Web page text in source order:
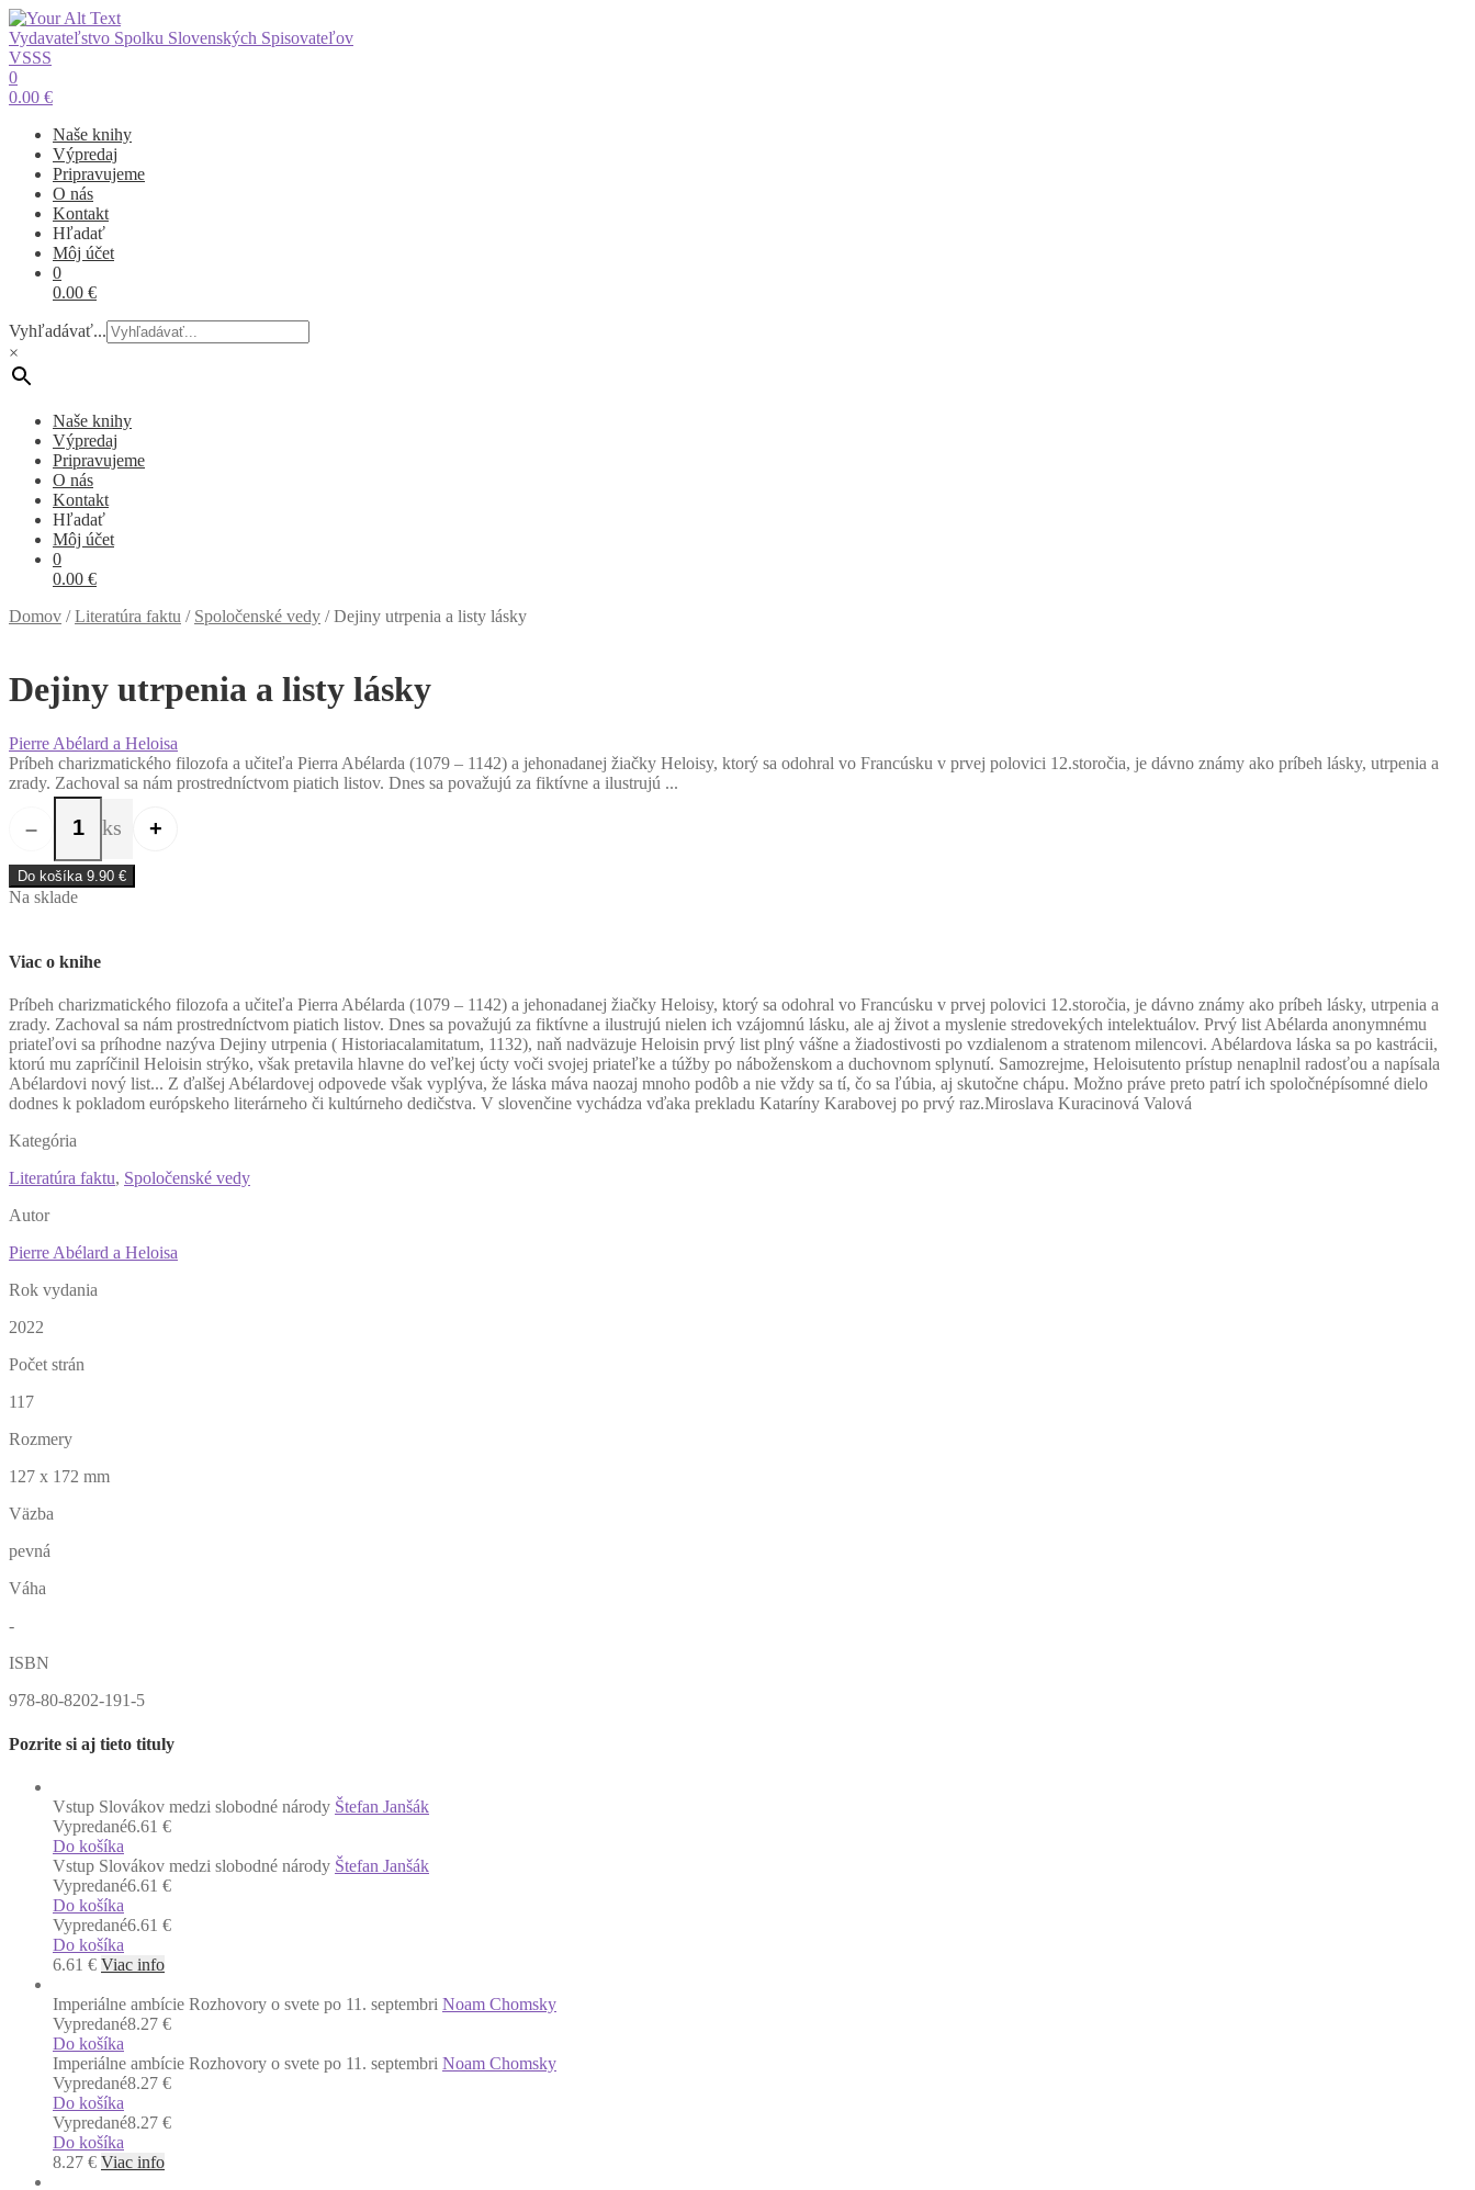
Vydavateľstvo Spolku Slovenských Spisovateľov
VSSS
0
0.00 €
Naše knihy
Výpredaj
Pripravujeme
O nás
Kontakt
Hľadať
Môj účet
0
0.00 €
Vyhľadávať...
×
Naše knihy
Výpredaj
Pripravujeme
O nás
Kontakt
Hľadať
Môj účet
0
0.00 €
Domov /Literatúra faktu / Spoločenské vedy /Dejiny utrpenia a listy lásky
Dejiny utrpenia a listy lásky
Pierre Abélard a Heloisa
Príbeh charizmatického filozofa a učiteľa Pierra Abélarda (1079 – 1142) a jehonadanej žiačky Heloisy, ktorý sa odohral vo Francúsku v prvej polovici 12.storočia, je dávno známy ako príbeh lásky, utrpenia a
zrady. Zachoval sa nám prostredníctvom piatich listov. Dnes sa považujú za fiktívne a ilustrujú ...
–
množstvo Dejiny utrpenia a listy lásky
ks +
Do košíka 9.90 €
Na sklade
Viac o knihe
Príbeh charizmatického filozofa a učiteľa Pierra Abélarda (1079 – 1142) a jehonadanej žiačky Heloisy, ktorý sa odohral vo Francúsku v prvej polovici 12.storočia, je dávno známy ako príbeh lásky, utrpenia a
zrady. Zachoval sa nám prostredníctvom piatich listov. Dnes sa považujú za fiktívne a ilustrujú nielen ich vzájomnú lásku, ale aj život a myslenie stredovekých intelektuálov. Prvý list Abélarda anonymnému
priateľovi sa príhodne nazýva Dejiny utrpenia ( Historiacalamitatum, 1132), naň nadväzuje Heloisin prvý list plný vášne a žiadostivosti po vzdialenom a stratenom milencovi. Abélardova láska sa po kastrácii,
ktorú mu zapríčinil Heloisin strýko, však pretavila hlavne do veľkej úcty voči svojej priateľke a túžby po náboženskom a duchovnom splynutí. Samozrejme, Heloisutento prístup nenaplnil radosťou a napísala
Abélardovi nový list... Z ďalšej Abélardovej odpovede však vyplýva, že láska máva naozaj mnoho podôb a nie vždy sa tí, čo sa ľúbia, aj skutočne chápu. Možno práve preto patrí ich spoločnépísomné dielo
dodnes k pokladom európskeho literárneho či kultúrneho dedičstva. V slovenčine vychádza vďaka prekladu Kataríny Karabovej po prvý raz.Miroslava Kuracinová Valová
Kategória
Literatúra faktu, Spoločenské vedy
Autor
Pierre Abélard a Heloisa
Rok vydania
2022
Počet strán
117
Rozmery
127 x 172 mm
Väzba
pevná
Váha
-
ISBN
978-80-8202-191-5
Pozrite si aj tieto tituly
Vstup Slovákov medzi slobodné národy Štefan Janšák
Vypredané6.61 €
Do košíka
Vstup Slovákov medzi slobodné národy Štefan Janšák
Vypredané6.61 €
Do košíka
Vypredané6.61 €
Do košíka
6.61 € Viac info
Imperiálne ambície Rozhovory o svete po 11. septembri Noam Chomsky
Vypredané8.27 €
Do košíka
Imperiálne ambície Rozhovory o svete po 11. septembri Noam Chomsky
Vypredané8.27 €
Do košíka
Vypredané8.27 €
Do košíka
8.27 € Viac info